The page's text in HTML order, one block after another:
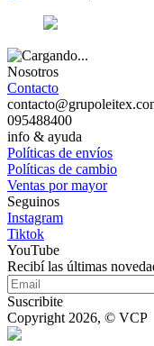
Nosotros
Contacto
095488400
info & ayuda
Políticas de envíos
Políticas de cambio
Ventas por mayor
Seguinos
Instagram
Tiktok
YouTube
Recibí las últimas
Suscribite
Copyright 2026, © VCP